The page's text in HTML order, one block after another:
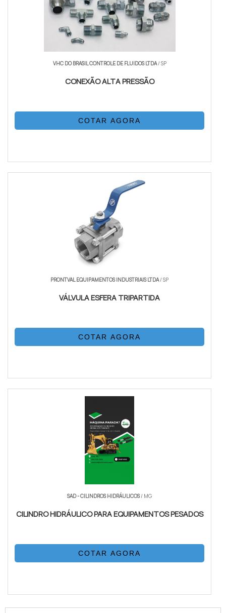
VHC DO BRASIL CONTROLE DE FLUIDOS LTDA/ SP
CONEXÃO ALTA PRESSÃO
COTAR AGORA
PRONTVAL EQUIPAMENTOS INDUSTRIAIS LTDA/ SP
VÁLVULA ESFERA TRIPARTIDA
COTAR AGORA
SAD - CILINDROS HIDRÁULICOS/ MG
CILINDRO HIDRÁULICO PARA EQUIPAMENTOS PESADOS
COTAR AGORA